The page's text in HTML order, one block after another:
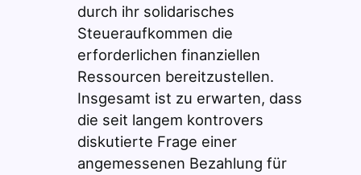
durch ihr solidarisches
Steueraufkommen die
erforderlichen finanziellen
Ressourcen bereitzustellen.
Insgesamt ist zu erwarten, dass
die seit langem kontrovers
diskutierte Frage einer
angemessenen Bezahlung für